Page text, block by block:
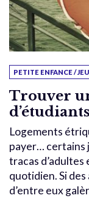
PETITE ENFANCE /
Trouver
Logements
payer… certains
tracas d’adultes
quotidien. Si
d’entre eux